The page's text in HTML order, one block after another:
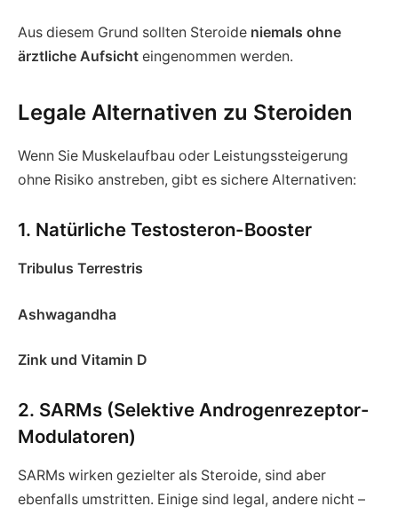
Aus diesem Grund sollten Steroide niemals ohne
ärztliche Aufsicht eingenommen werden.
Legale Alternativen zu Steroiden
Wenn Sie Muskelaufbau oder Leistungssteigerung
ohne Risiko anstreben, gibt es sichere Alternativen:
1. Natürliche Testosteron-Booster
Tribulus Terrestris
Ashwagandha
Zink und Vitamin D
2. SARMs (Selektive Androgenrezeptor-
Modulatoren)
SARMs wirken gezielter als Steroide, sind aber
ebenfalls umstritten. Einige sind legal, andere nicht –